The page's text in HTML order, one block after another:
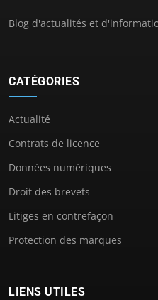
Blog d'actualités et
CATÉGORIES
Actualité
Contrats de licence
Données numériques
Droit des brevets
Litiges en contrefaçon
Protection des marques
LIENS UTILES